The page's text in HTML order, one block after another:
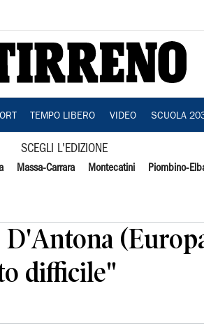
TEMPO LIBERO VIDEO SCUOLA
SCEGLI L'EDIZIONE
Massa-Carrara Montecatini Piombino-
difficile"